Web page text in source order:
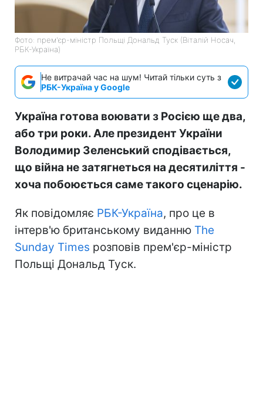
Фото: прем'єр-міністр Польщі Дональд Туск (Віталій Носач,
РБК-Україна)
Не витрачай час на шум! Читай тільки суть з
РБК-Україна у Google
Україна готова воювати з Росією ще два,
або три роки. Але президент України
Володимир Зеленський сподівається,
що війна не затягнеться на десятиліття -
хоча побоюється саме такого сценарію.
Як повідомляє РБК-Україна, про це в
інтерв'ю британському виданню The
Sunday Times розповів прем'єр-міністр
Польщі Дональд Туск.